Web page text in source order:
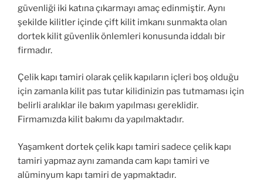
güvenliği iki katına çıkarmayı amaç edinmiştir. Aynı
şekilde kilitler içinde çift kilit imkanı sunmakta olan
dortek kilit güvenlik önlemleri konusunda iddalı bir
firmadır.
Çelik kapı tamiri olarak çelik kapıların içleri boş olduğu
için zamanla kilit pas tutar kilidinizin pas tutmaması için
belirli aralıklar ile bakım yapılması gereklidir.
Firmamızda kilit bakımı da yapılmaktadır.
Yaşamkent dortek çelik kapı tamiri sadece çelik kapı
tamiri yapmaz aynı zamanda cam kapı tamiri ve
alüminyum kapı tamiri de yapmaktadır.